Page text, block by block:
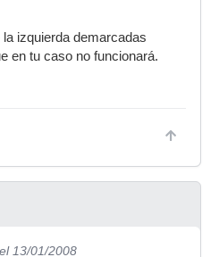
izquierda demarcadas
en tu caso no funcionará.
el 13/01/2008